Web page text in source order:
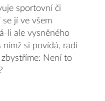
sportovní či
jí ve všem
li ale vysněného
nímž si povídá, radí
Není to